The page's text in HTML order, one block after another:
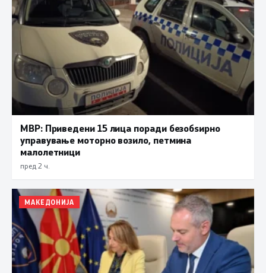
МВР: Приведени 15 лица поради безобѕирно
управување моторно возило, петмина
малолетници
пред 2 ч.
МАКЕДОНИЈА